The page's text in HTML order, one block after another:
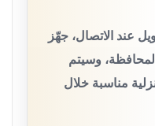
عند الاتصال، جهّز
وسيتم
مناسبة خلال